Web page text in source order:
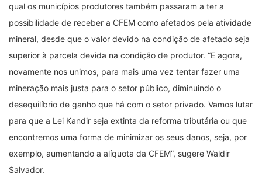
qual os municípios produtores também passaram a ter a
possibilidade de receber a CFEM como afetados pela atividade
mineral, desde que o valor devido na condição de afetado seja
superior à parcela devida na condição de produtor. “E agora,
novamente nos unimos, para mais uma vez tentar fazer uma
mineração mais justa para o setor público, diminuindo o
desequilíbrio de ganho que há com o setor privado. Vamos lutar
para que a Lei Kandir seja extinta da reforma tributária ou que
encontremos uma forma de minimizar os seus danos, seja, por
exemplo, aumentando a alíquota da CFEM”, sugere Waldir
Salvador.